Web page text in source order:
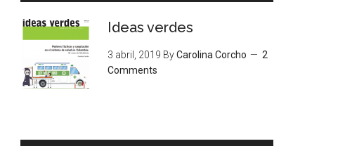
Ideas verdes
3 abril, 2019 ByCarolina Corcho
2
Comments